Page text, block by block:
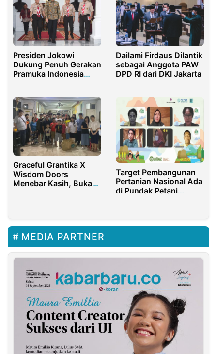
Presiden Jokowi
Dukung Penuh Gerakan
Pramuka Indonesia
Dailami Firdaus Dilantik
sebagai Anggota PAW
DPD RI dari DKI Jakarta
Graceful Grantika X
Wisdom Doors
Menebar Kasih, Bukan
Target Pembangunan
Pertanian Nasional Ada
di Pundak Petani
MEDIA PARTNER